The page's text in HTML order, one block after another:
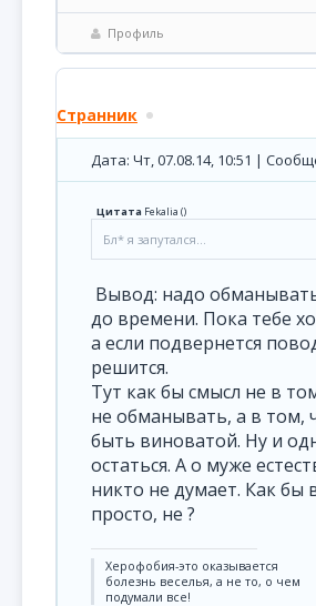
Профиль
Странник
Дата: Чт, 07.08.14, 10:51 |
Цитата Fekalia ()
Бл* я запутался...
Вывод: надо
до времени. Пока тебе
а если подвернется
решится.
Тут как бы смысл не в
не обманывать, а в том,
быть виноватой. Ну и
остаться. А о муже
никто не думает. Как бы
просто, не ?
Херофобия-это оказывается
болезнь веселья, а не то, о чем
подумали все!